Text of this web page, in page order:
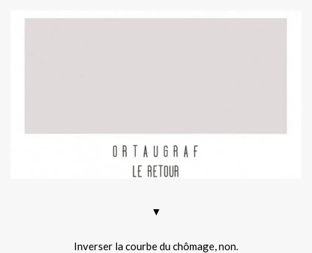
▼
Inverser la courbe du chômage, non.